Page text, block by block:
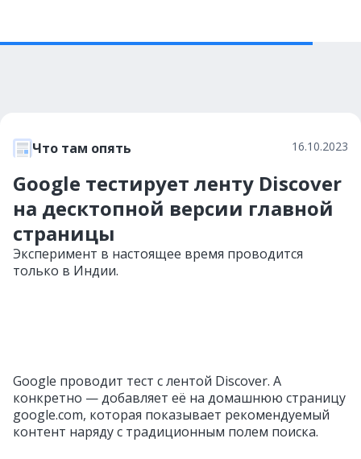
Что там опять 16.10.2023
Google тестирует ленту Discover
на десктопной версии главной
страницы
Эксперимент в настоящее время проводится
только в Индии.
Google проводит тест с лентой Discover. А
конкретно — добавляет её на домашнюю страницу
google.com, которая показывает рекомендуемый
контент наряду с традиционным полем поиска.